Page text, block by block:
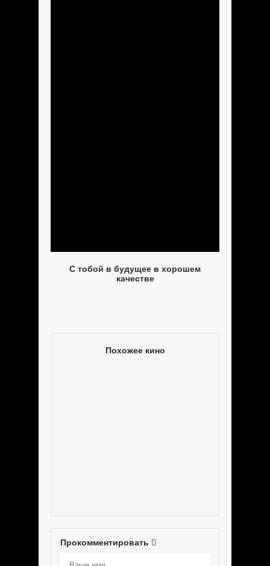
С тобой в будущее в хорошем
качестве
Похожее кино
Прокомментировать